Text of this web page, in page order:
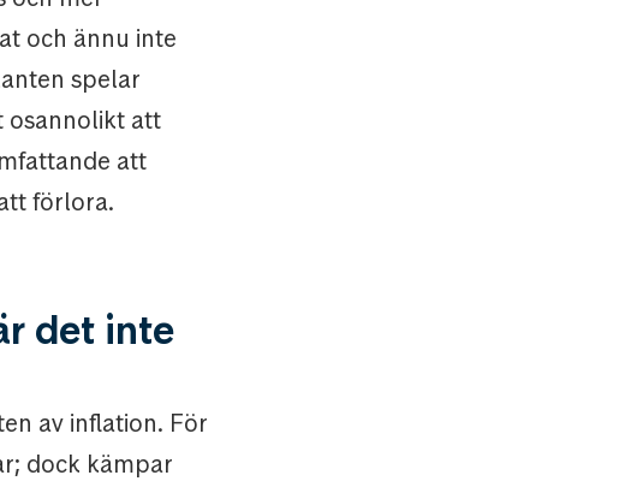
och ännu inte
spelar
osannolikt att
att
förlora.
det inte
av inflation. För
dock kämpar